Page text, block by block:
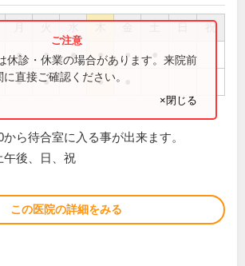
祝
● ● ● ● ●
● ● ●
休診・休業の場合があります。来院前
直接ご確認ください。
×閉じる
から待合室に入る事が出来ます。
午後、日、祝
この医院の詳細をみる